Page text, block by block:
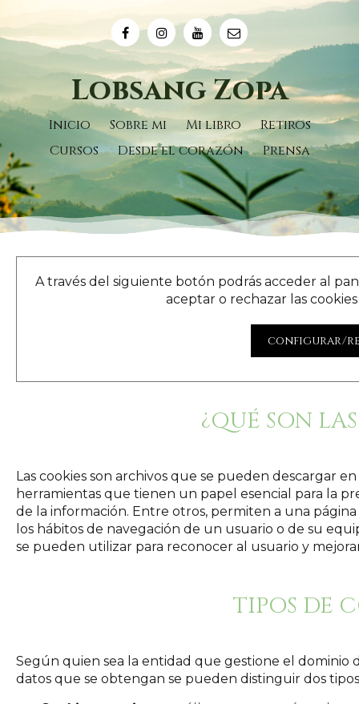
Lobsang Zopa
Inicio Sobre mi Mi libro
Retiros
Cursos
Desde el corazón Prensa
A través del siguiente botón podrás acceder al
aceptar o rechazar las
configurar/
¿QUÉ SON
Las cookies son archivos que se pueden descargar
herramientas que tienen un papel esencial para la
de la información. Entre otros, permiten a una
los hábitos de navegación de un usuario o de su
se pueden utilizar para reconocer al usuario y
TIPOS DE
Según quien sea la entidad que gestione el dominio
datos que se obtengan se pueden distinguir dos